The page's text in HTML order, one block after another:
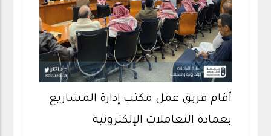
أقام فريق عمل مكتب إدارة المشاريع
بعمادة التعاملات الإلكترونية